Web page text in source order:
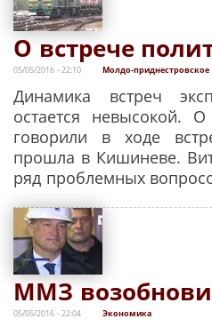
О встрече
05/05/2016 - 22:10 Молдо-приднестровское
Динамика встреч
остается невысокой.
говорили в ходе
прошла в Кишиневе.
ряд проблемных
ММЗ
05/05/2016 - 22:04 Экономика